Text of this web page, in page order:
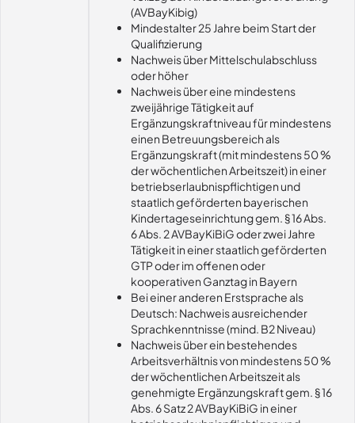
(AVBayKibig)
Mindestalter 25 Jahre beim Start der
Qualifizierung
Nachweis über Mittelschulabschluss
oder höher
Nachweis über eine mindestens
zweijährige Tätigkeit auf
Ergänzungskraftniveau für mindestens
einen Betreuungsbereich als
Ergänzungskraft (mit mindestens 50 %
der wöchentlichen Arbeitszeit) in einer
betriebserlaubnispflichtigen und
staatlich geförderten bayerischen
Kindertageseinrichtung gem. § 16 Abs.
6 Abs. 2 AVBayKiBiG oder zwei Jahre
Tätigkeit in einer staatlich geförderten
GTP oder im offenen oder
kooperativen Ganztag in Bayern
Bei einer anderen Erstsprache als
Deutsch: Nachweis ausreichender
Sprachkenntnisse (mind. B2 Niveau)
Nachweis über ein bestehendes
Arbeitsverhältnis von mindestens 50 %
der wöchentlichen Arbeitszeit als
genehmigte Ergänzungskraft gem. § 16
Abs. 6 Satz 2 AVBayKiBiG in einer